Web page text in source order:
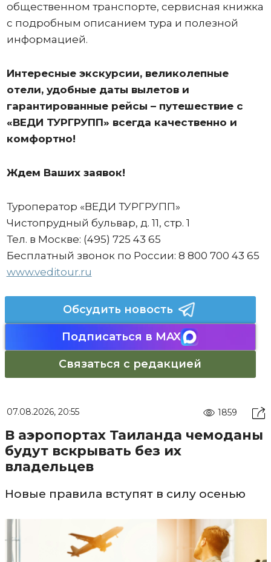
общественном транспорте, сервисная книжка
с подробным описанием тура и полезной
информацией.
Интересные экскурсии, великолепные
отели, удобные даты вылетов и
гарантированные рейсы – путешествие с
«ВЕДИ ТУРГРУПП» всегда качественно и
комфортно!
Ждем Ваших заявок!
Туроператор «ВЕДИ ТУРГРУПП»
Чистопрудный бульвар, д. 11, стр. 1
Тел. в Москве: (495) 725 43 65
Бесплатный звонок по России: 8 800 700 43 65
www.veditour.ru
Обсудить новость
Подписаться в MAX
Связаться с редакцией
07.08.2026, 20:55 1859
В аэропортах Таиланда чемоданы
будут вскрывать без их
владельцев
Новые правила вступят в силу осенью